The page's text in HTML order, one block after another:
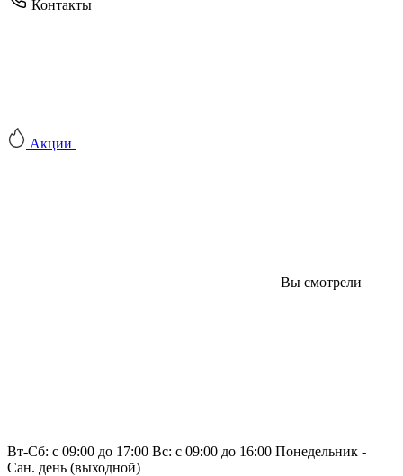
Контакты
Акции
Вы смотрели
Вт-Сб: с 09:00 до 17:00 Вс: с 09:00 до 16:00 Понедельник -
Сан. день (выходной)